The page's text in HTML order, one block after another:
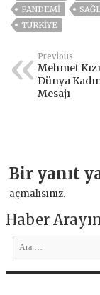
PANDEMİ
TÜRKİYE
Previous
Mehmet
Dünya
Mesajı
Bir yanıt
açmalısınız.
Haber